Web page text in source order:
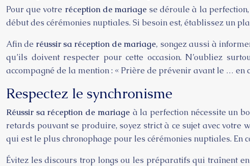
Pour que votre réception de mariage se déroule à la
début des cérémonies nuptiales. Si besoin est, établissez un
Afin de réussir sa réception de mariage, songez aussi à
qu’ils doivent respecter pour cette occasion. N’oubliez
accompagné de la mention : « Prière de prévenir avant le … en
Respectez le synchronisme
Réussir sa réception de mariage à la perfection nécessite un
retards pouvant se produire, soyez strict à ce sujet avec
qui est le plus chronophage pour les cérémonies nuptiales. En
Évitez les discours trop longs ou les préparatifs qui traînent